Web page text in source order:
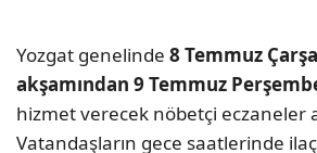
Yozgat genelinde 8 Temmuz
akşamından 9 Temmuz
hizmet verecek nöbetçi eczaneler
Vatandaşların gece saatlerinde